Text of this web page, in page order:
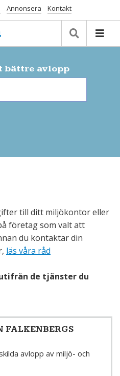
Annonsera Kontakt
bättre avlopp
till ditt miljökontor eller
företag som valt att
du kontaktar din
läs våra råd
de tjänster du
FALKENBERGS
avlopp av miljö- och